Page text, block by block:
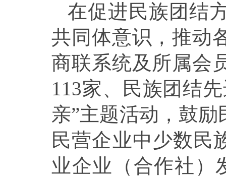
在促进民族团结
共同体意识，推动
商联系统及所属会
113家、民族团结
亲”主题活动，鼓
民营企业中少数民
业企业（合作社）